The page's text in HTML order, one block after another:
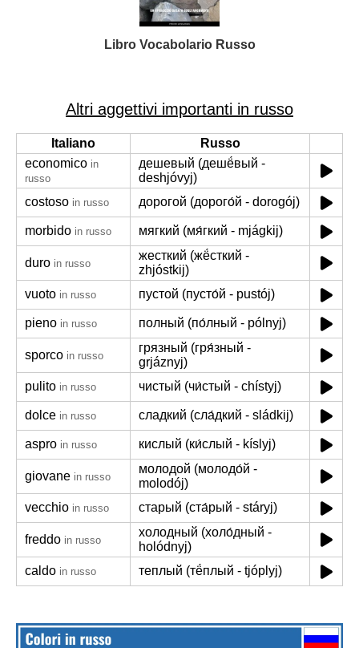
Libro Vocabolario Russo
Altri aggettivi importanti in russo
Italiano
Russo
economico in
russo
дешевый (дешё́вый -
deshjóvyj)
costoso in russo дорогой (дорого́й - dorogój)
morbido in russo мягкий (мя́гкий - mjágkij)
duro in russo
жесткий (жё́сткий -
zhjóstkij)
vuoto in russo пустой (пусто́й - pustój)
pieno in russo полный (по́лный - pólnyj)
sporco in russo
грязный (гря́зный -
grjáznyj)
pulito in russo чистый (чи́стый - chístyj)
dolce in russo сладкий (сла́дкий - sládkij)
aspro in russo кислый (ки́слый - kíslyj)
giovane in russo
молодой (молодо́й -
molodój)
vecchio in russo старый (ста́рый - stáryj)
freddo in russo
холодный (холо́дный -
holódnyj)
caldo in russo теплый (тё́плый - tjóplyj)